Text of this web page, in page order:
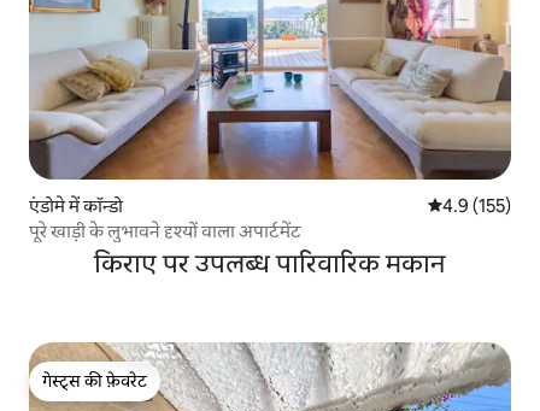
एंडोमे में कॉन्डो औसत रेटिंग 5 में
4.9 (155)
पूरे खाड़ी के लुभावने दृश्यों वाला अपार्टमेंट
किराए पर उपलब्ध पारिवारिक मकान
गेस्ट्स की फ़ेवरेट
गेस्ट्स की फ़ेवरेट